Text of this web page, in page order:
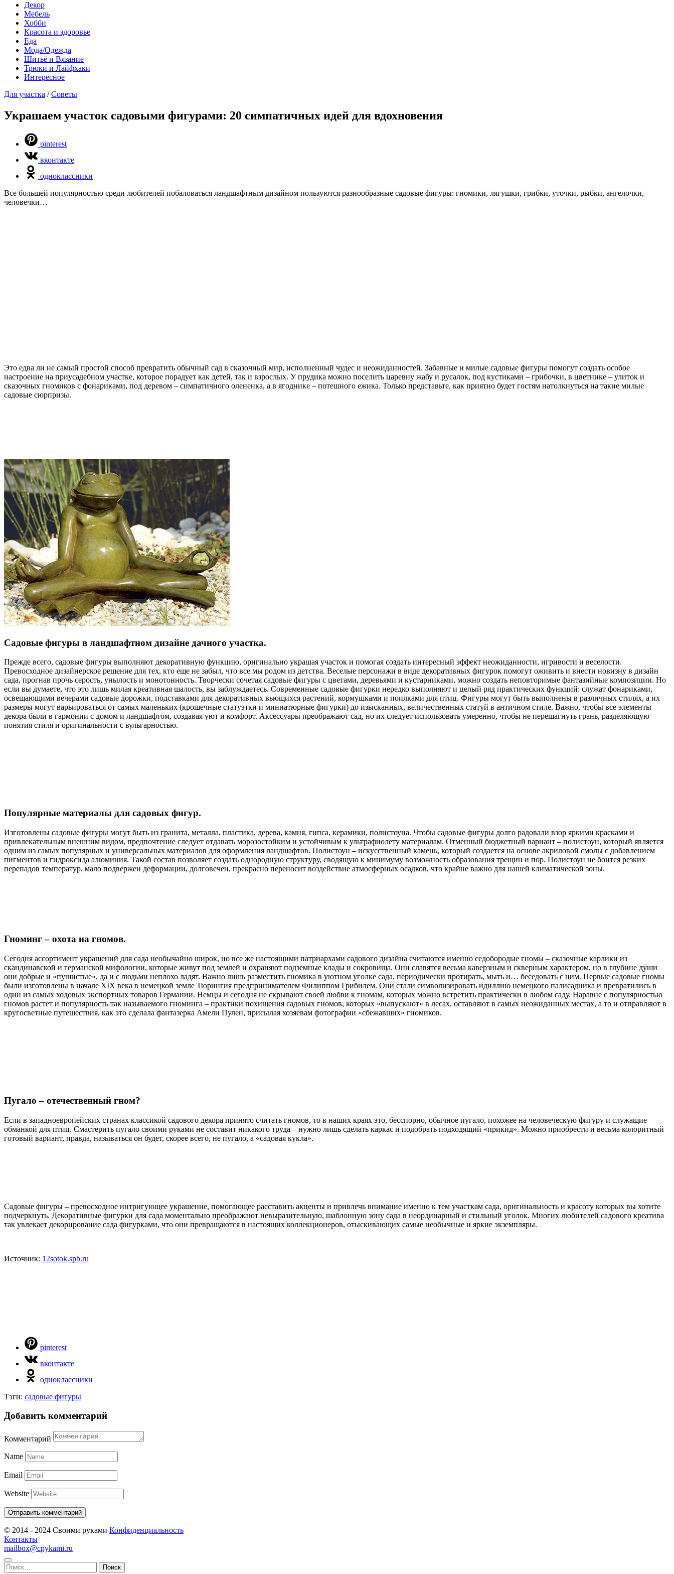
Декор
Мебель
Хобби
Красота и здоровье
Еда
Мода/Одежда
Шитьё и Вязание
Трюки и Лайфхаки
Интересное
Для участка /Советы
Украшаем участок садовыми фигурами: 20 симпатичных идей для вдохновения
pinterest
вконтакте
одноклассники
Все большей популярностью среди любителей побаловаться ландшафтным дизайном пользуются разнообразные садовые фигуры: гномики, лягушки, грибки, уточки, рыбки, ангелочки,
человечки…
Это едва ли не самый простой способ превратить обычный сад в сказочный мир, исполненный чудес и неожиданностей. Забавные и милые садовые фигуры помогут создать особое
настроение на приусадебном участке, которое порадует как детей, так и взрослых. У прудика можно поселить царевну жабу и русалок, под кустиками – грибочки, в цветнике – улиток и
сказочных гномиков с фонариками, под деревом – симпатичного олененка, а в ягоднике – потешного ежика. Только представьте, как приятно будет гостям натолкнуться на такие милые
садовые сюрпризы.
Садовые фигуры в ландшафтном дизайне дачного участка.
Прежде всего, садовые фигуры выполняют декоративную функцию, оригинально украшая участок и помогая создать интересный эффект неожиданности, игривости и веселости.
Превосходное дизайнерское решение для тех, кто еще не забыл, что все мы родом из детства. Веселые персонажи в виде декоративных фигурок помогут оживить и внести новизну в дизайн
сада, прогнав прочь серость, унылость и монотонность. Творчески сочетая садовые фигуры с цветами, деревьями и кустарниками, можно создать неповторимые фантазийные композиции. Но
если вы думаете, что это лишь милая креативная шалость, вы заблуждаетесь. Современные садовые фигурки нередко выполняют и целый ряд практических функций: служат фонариками,
освещающими вечерами садовые дорожки, подставками для декоративных вьющихся растений, кормушками и поилками для птиц. Фигуры могут быть выполнены в различных стилях, а их
размеры могут варьироваться от самых маленьких (крошечные статуэтки и миниатюрные фигурки) до изысканных, величественных статуй в античном стиле. Важно, чтобы все элементы
декора были в гармонии с домом и ландшафтом, создавая уют и комфорт. Аксессуары преображают сад, но их следует использовать умеренно, чтобы не перешагнуть грань, разделяющую
понятия стиля и оригинальности с вульгарностью.
Популярные материалы для садовых фигур.
Изготовлены садовые фигуры могут быть из гранита, металла, пластика, дерева, камня, гипса, керамики, полистоуна. Чтобы садовые фигуры долго радовали взор яркими красками и
привлекательным внешним видом, предпочтение следует отдавать морозостойким и устойчивым к ультрафиолету материалам. Отменный бюджетный вариант – полистоун, который является
одним из самых популярных и универсальных материалов для оформления ландшафтов. Полистоун – искусственный камень, который создается на основе акриловой смолы с добавлением
пигментов и гидроксида алюминия. Такой состав позволяет создать однородную структуру, сводящую к минимуму возможность образования трещин и пор. Полистоун не боится резких
перепадов температур, мало подвержен деформации, долговечен, прекрасно переносит воздействие атмосферных осадков, что крайне важно для нашей климатической зоны.
Гноминг – охота на гномов.
Сегодня ассортимент украшений для сада необычайно широк, но все же настоящими патриархами садового дизайна считаются именно седобородые гномы – сказочные карлики из
скандинавской и германской мифологии, которые живут под землей и охраняют подземные клады и сокровища. Они славятся весьма каверзным и скверным характером, но в глубине души
они добрые и «пушистые», да и с людьми неплохо ладят. Важно лишь разместить гномика в уютном уголке сада, периодически протирать, мыть и… беседовать с ним. Первые садовые гномы
были изготовлены в начале ХIХ века в немецкой земле Тюрингия предпринимателем Филиппом Грибилем. Они стали символизировать идиллию немецкого палисадника и превратились в
один из самых ходовых экспортных товаров Германии. Немцы и сегодня не скрывают своей любви к гномам, которых можно встретить практически в любом саду. Наравне с популярностью
гномов растет и популярность так называемого гноминга – практики похищения садовых гномов, которых «выпускают» в лесах, оставляют в самых неожиданных местах, а то и отправляют в
кругосветные путешествия, как это сделала фантазерка Амели Пулен, присылая хозяевам фотографии «сбежавших» гномиков.
Пугало – отечественный гном?
Если в западноевропейских странах классикой садового декора принято считать гномов, то в наших краях это, бесспорно, обычное пугало, похожее на человеческую фигуру и служащие
обманкой для птиц. Смастерить пугало своими руками не составит никакого труда – нужно лишь сделать каркас и подобрать подходящий «прикид». Можно приобрести и весьма колоритный
готовый вариант, правда, называться он будет, скорее всего, не пугало, а «садовая кукла».
Садовые фигуры – превосходное интригующее украшение, помогающее расставить акценты и привлечь внимание именно к тем участкам сада, оригинальность и красоту которых вы хотите
подчеркнуть. Декоративные фигурки для сада моментально преображают невыразительную, шаблонную зону сада в неординарный и стильный уголок. Многих любителей садового креатива
так увлекает декорирование сада фигурками, что они превращаются в настоящих коллекционеров, отыскивающих самые необычные и яркие экземпляры.
Источник: 12sotok.spb.ru
pinterest
вконтакте
одноклассники
Тэги: садовые фигуры
Добавить комментарий
Комментарий
Name
Email
Website
© 2014 - 2024 Своими руками Конфиденциальность
Контакты
mailbox@cpykami.ru
Найти: